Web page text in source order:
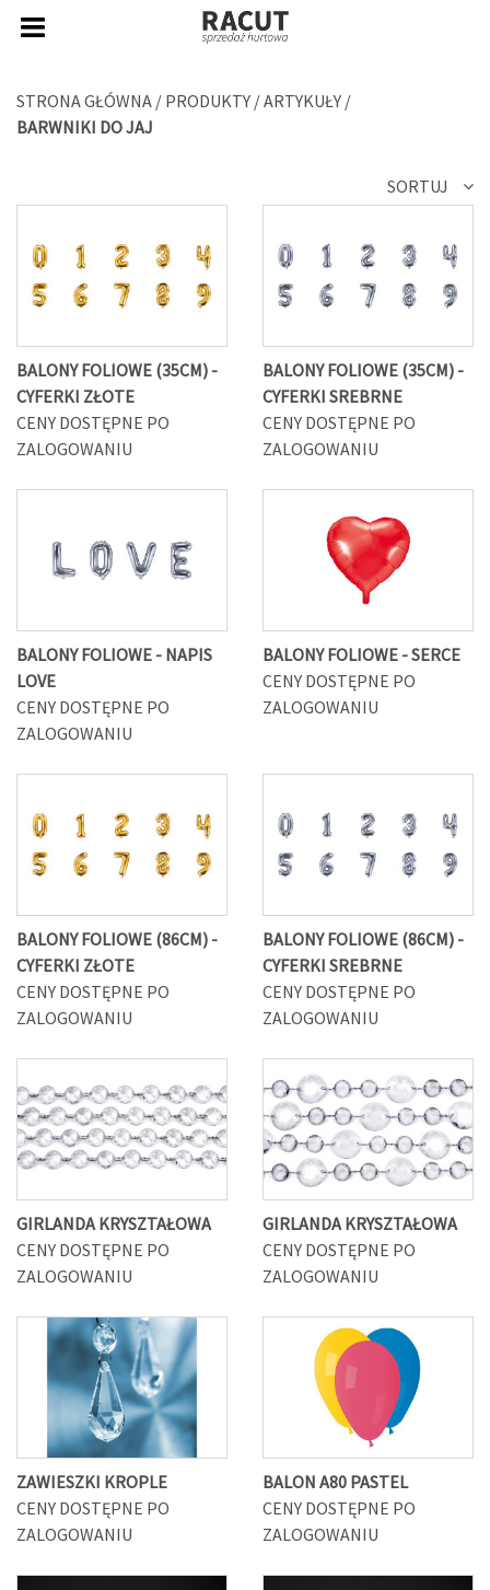
STRONA GŁÓWNA / PRODUKTY /ARTYKUŁY /
BARWNIKI DO JAJ
SORTUJ
BALONY FOLIOWE (35CM) -
CYFERKI ZŁOTE
CENY DOSTĘPNE PO
ZALOGOWANIU
BALONY FOLIOWE (35CM) -
CYFERKI SREBRNE
CENY DOSTĘPNE PO
ZALOGOWANIU
BALONY FOLIOWE - NAPIS
LOVE
CENY DOSTĘPNE PO
ZALOGOWANIU
BALONY FOLIOWE - SERCE
CENY DOSTĘPNE PO
ZALOGOWANIU
BALONY FOLIOWE (86CM) -
CYFERKI ZŁOTE
CENY DOSTĘPNE PO
ZALOGOWANIU
BALONY FOLIOWE (86CM) -
CYFERKI SREBRNE
CENY DOSTĘPNE PO
ZALOGOWANIU
GIRLANDA KRYSZTAŁOWA
CENY DOSTĘPNE PO
ZALOGOWANIU
GIRLANDA KRYSZTAŁOWA
CENY DOSTĘPNE PO
ZALOGOWANIU
ZAWIESZKI KROPLE
CENY DOSTĘPNE PO
ZALOGOWANIU
BALON A80 PASTEL
CENY DOSTĘPNE PO
ZALOGOWANIU